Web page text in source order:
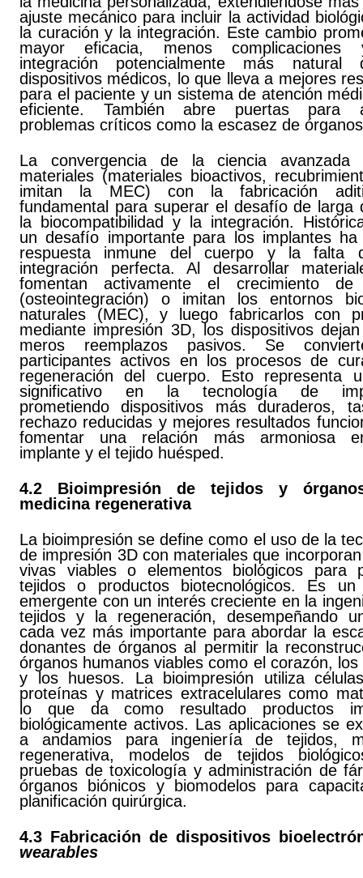
ajuste mecánico para incluir la actividad
la curación y la integración. Este cambio
mayor eficacia, menos
integración potencialmente más natural
dispositivos médicos, lo que lleva a mejores
para el paciente y un sistema de atención
eficiente. También abre puertas para
problemas críticos como la escasez de
La convergencia de la ciencia
materiales (materiales bioactivos,
imitan la MEC) con la fabricación
fundamental para superar el desafío de larga
la biocompatibilidad y la integración.
un desafío importante para los implantes
respuesta inmune del cuerpo y la falta
integración perfecta. Al desarrollar
fomentan activamente el crecimiento de
(osteointegración) o imitan los entornos
naturales (MEC), y luego fabricarlos con
mediante impresión 3D, los dispositivos
meros reemplazos pasivos. Se
participantes activos en los procesos de
regeneración del cuerpo. Esto representa
significativo en la tecnología de
prometiendo dispositivos más duraderos,
rechazo reducidas y mejores resultados
fomentar una relación más armoniosa
implante y el tejido huésped.
4.2 Bioimpresión de tejidos y
medicina regenerativa
La bioimpresión se define como el uso de la
de impresión 3D con materiales que
vivas viables o elementos biológicos para
tejidos o productos biotecnológicos. Es un
emergente con un interés creciente en la
tejidos y la regeneración, desempeñando
cada vez más importante para abordar la
donantes de órganos al permitir la
órganos humanos viables como el corazón, los
y los huesos. La bioimpresión utiliza
proteínas y matrices extracelulares como
lo que da como resultado productos
biológicamente activos. Las aplicaciones se
a andamios para ingeniería de tejidos,
regenerativa, modelos de tejidos
pruebas de toxicología y administración de
órganos biónicos y biomodelos para
planificación quirúrgica.
4.3 Fabricación de dispositivos
wearables